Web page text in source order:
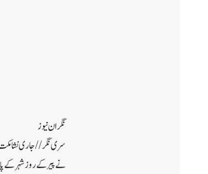
نگران نیوز
سری نگر//جاری نشا